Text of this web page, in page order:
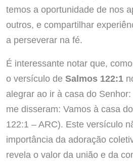
temos a oportunidade de nos
outros, e compartilhar
a perseverar na fé.
É interessante notar que,
o versículo de Salmos 122:1
alegrar ao ir à casa do
me disseram: Vamos à casa
122:1 – ARC). Este versículo
importância da adoração
revela o valor da união e da